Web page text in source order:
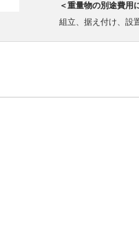
＜重量物の別途費用
組立、据え付け、設